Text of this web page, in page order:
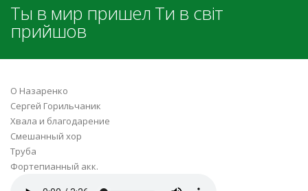
Ты в мир пришел Ти в світ
прийшов
О Назаренко
Сергей Горильчаник
Хвала и благодарение
Смешанный хор
Труба
Фортепианный акк.